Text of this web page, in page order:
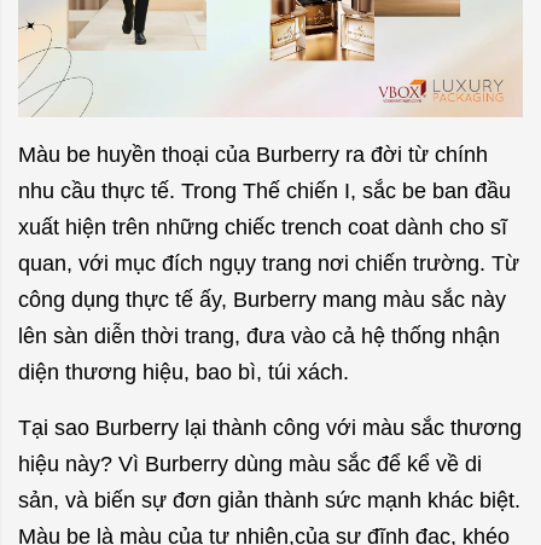
Màu be huyền thoại của Burberry ra đời từ chính
nhu cầu thực tế. Trong Thế chiến I, sắc be ban đầu
xuất hiện trên những chiếc trench coat dành cho sĩ
quan, với mục đích ngụy trang nơi chiến trường. Từ
công dụng thực tế ấy, Burberry mang màu sắc này
lên sàn diễn thời trang, đưa vào cả hệ thống nhận
diện thương hiệu, bao bì, túi xách.
Tại sao Burberry lại thành công với màu sắc thương
hiệu này? Vì Burberry dùng màu sắc để kể về di
sản, và biến sự đơn giản thành sức mạnh khác biệt.
Màu be là màu của tự nhiên,của sự đĩnh đạc, khéo